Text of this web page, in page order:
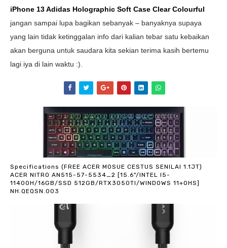
iPhone 13 Adidas Holographic Soft Case Clear Colourful
jangan sampai lupa bagikan sebanyak – banyaknya supaya
yang lain tidak ketinggalan info dari kalian tebar satu kebaikan
akan berguna untuk saudara kita sekian terima kasih bertemu
lagi iya di lain waktu :).
Specifications (FREE ACER MOSUE CESTUS SENILAI 1.1JT)
ACER NITRO AN515-57-5534_2 [15.6"/INTEL I5-
11400H/16GB/SSD 512GB/RTX3050TI/WINDOWS 11+OHS]
NH.QEQSN.003